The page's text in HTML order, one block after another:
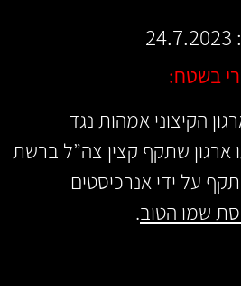
בשטח:
הקיצוני אמהות נגד
ארגון שתקף קצין צה”ל ברשת
על ידי אנרכיסטים
שמו הטוב.